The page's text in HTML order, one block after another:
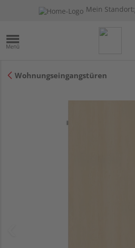
Mein Standort:
Wohnungseingangstüren